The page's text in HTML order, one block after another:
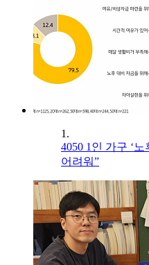
1.
4050 1인 가구 ‘노
어려워”